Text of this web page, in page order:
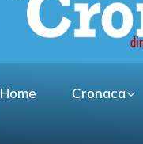
Home Cronaca